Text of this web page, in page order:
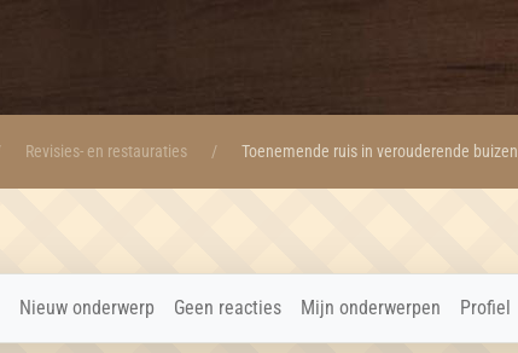
Revisies- en restauraties Toenemende ruis in verouderende buizen
Nieuw onderwerp Geen reacties Mijn onderwerpen Profiel